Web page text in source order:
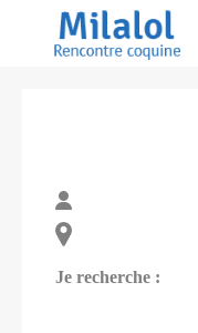
Je recherche :